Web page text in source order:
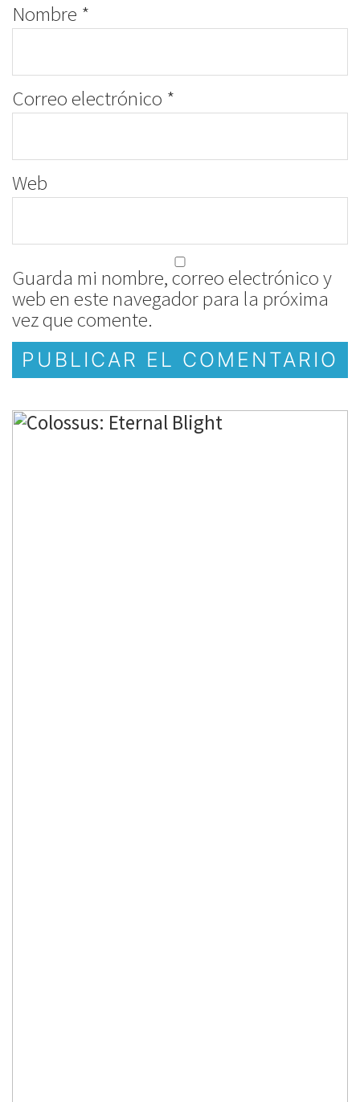
Nombre *
Correo electrónico *
Web
Guarda mi nombre, correo electrónico y
web en este navegador para la próxima
vez que comente.